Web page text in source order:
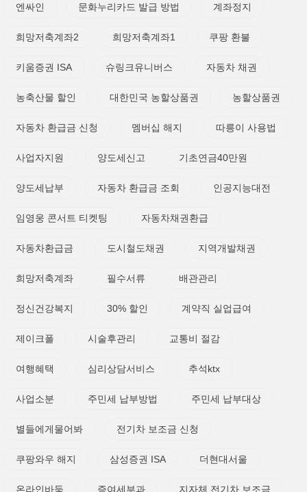
엔싸인 문화누리카드 발급 방법 계좌정지
희망저축계좌2 희망저축계좌1 쿠팡 환불
키움증권 ISA 슈링크유니버스 자동차 채권
농축산물 할인 대한민국 농할상품권 농할상품권
자동차 환급금 신청 멤버십 해지 따릉이 사용법
사업자지원 양도세신고 기초연금40만원
양도세납부 자동차 환급금 조회 인공지능대전
임영웅 콘서트 티켓팅 자동차채권환급
자동차환급금 도시철도채권 지역개발채권
희망저축계좌 필수서류 배관관리
정신건강복지 30% 할인 계약직 실업급여
제이크폴 시술후관리 교통비 절감
여행혜택 심리상담서비스 추석ktx
사업소분 주민세 납부방법 주민세 납부대상
별들에게물어봐 전기차 보조금 신청
쿠팡와우 해지 삼성증권 ISA 더현대서울
온라인바둑 증여세부과 지자체 전기차 보조금